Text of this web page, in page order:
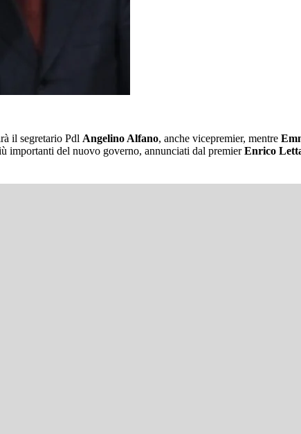
il segretario Pdl Angelino Alfano, anche vicepremier, mentre
importanti del nuovo governo, annunciati dal premierEnrico